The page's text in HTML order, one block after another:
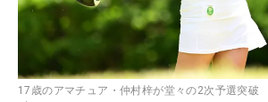
17歳のアマチュア・仲村梓が堂々の2次予選突破